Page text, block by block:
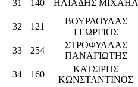
31 140 ΗΛΙΑΔΗΣ ΜΙΧΑΗΛ
32
121
ΒΟΥΡΔΟΥΛΑΣ
ΓΕΩΡΓΙΟΣ
33 254
ΣΤΡΟΦΥΛΛΑΣ
ΠΑΝΑΓΙΩΤΗΣ
34
160
ΚΑΤΣΙΡΗΣ
ΚΩΝΣΤΑΝΤΙΝΟΣ